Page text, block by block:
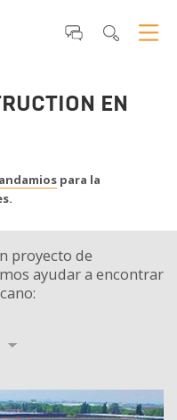
EN
andamios para la
proyecto de
ayudar a encontrar